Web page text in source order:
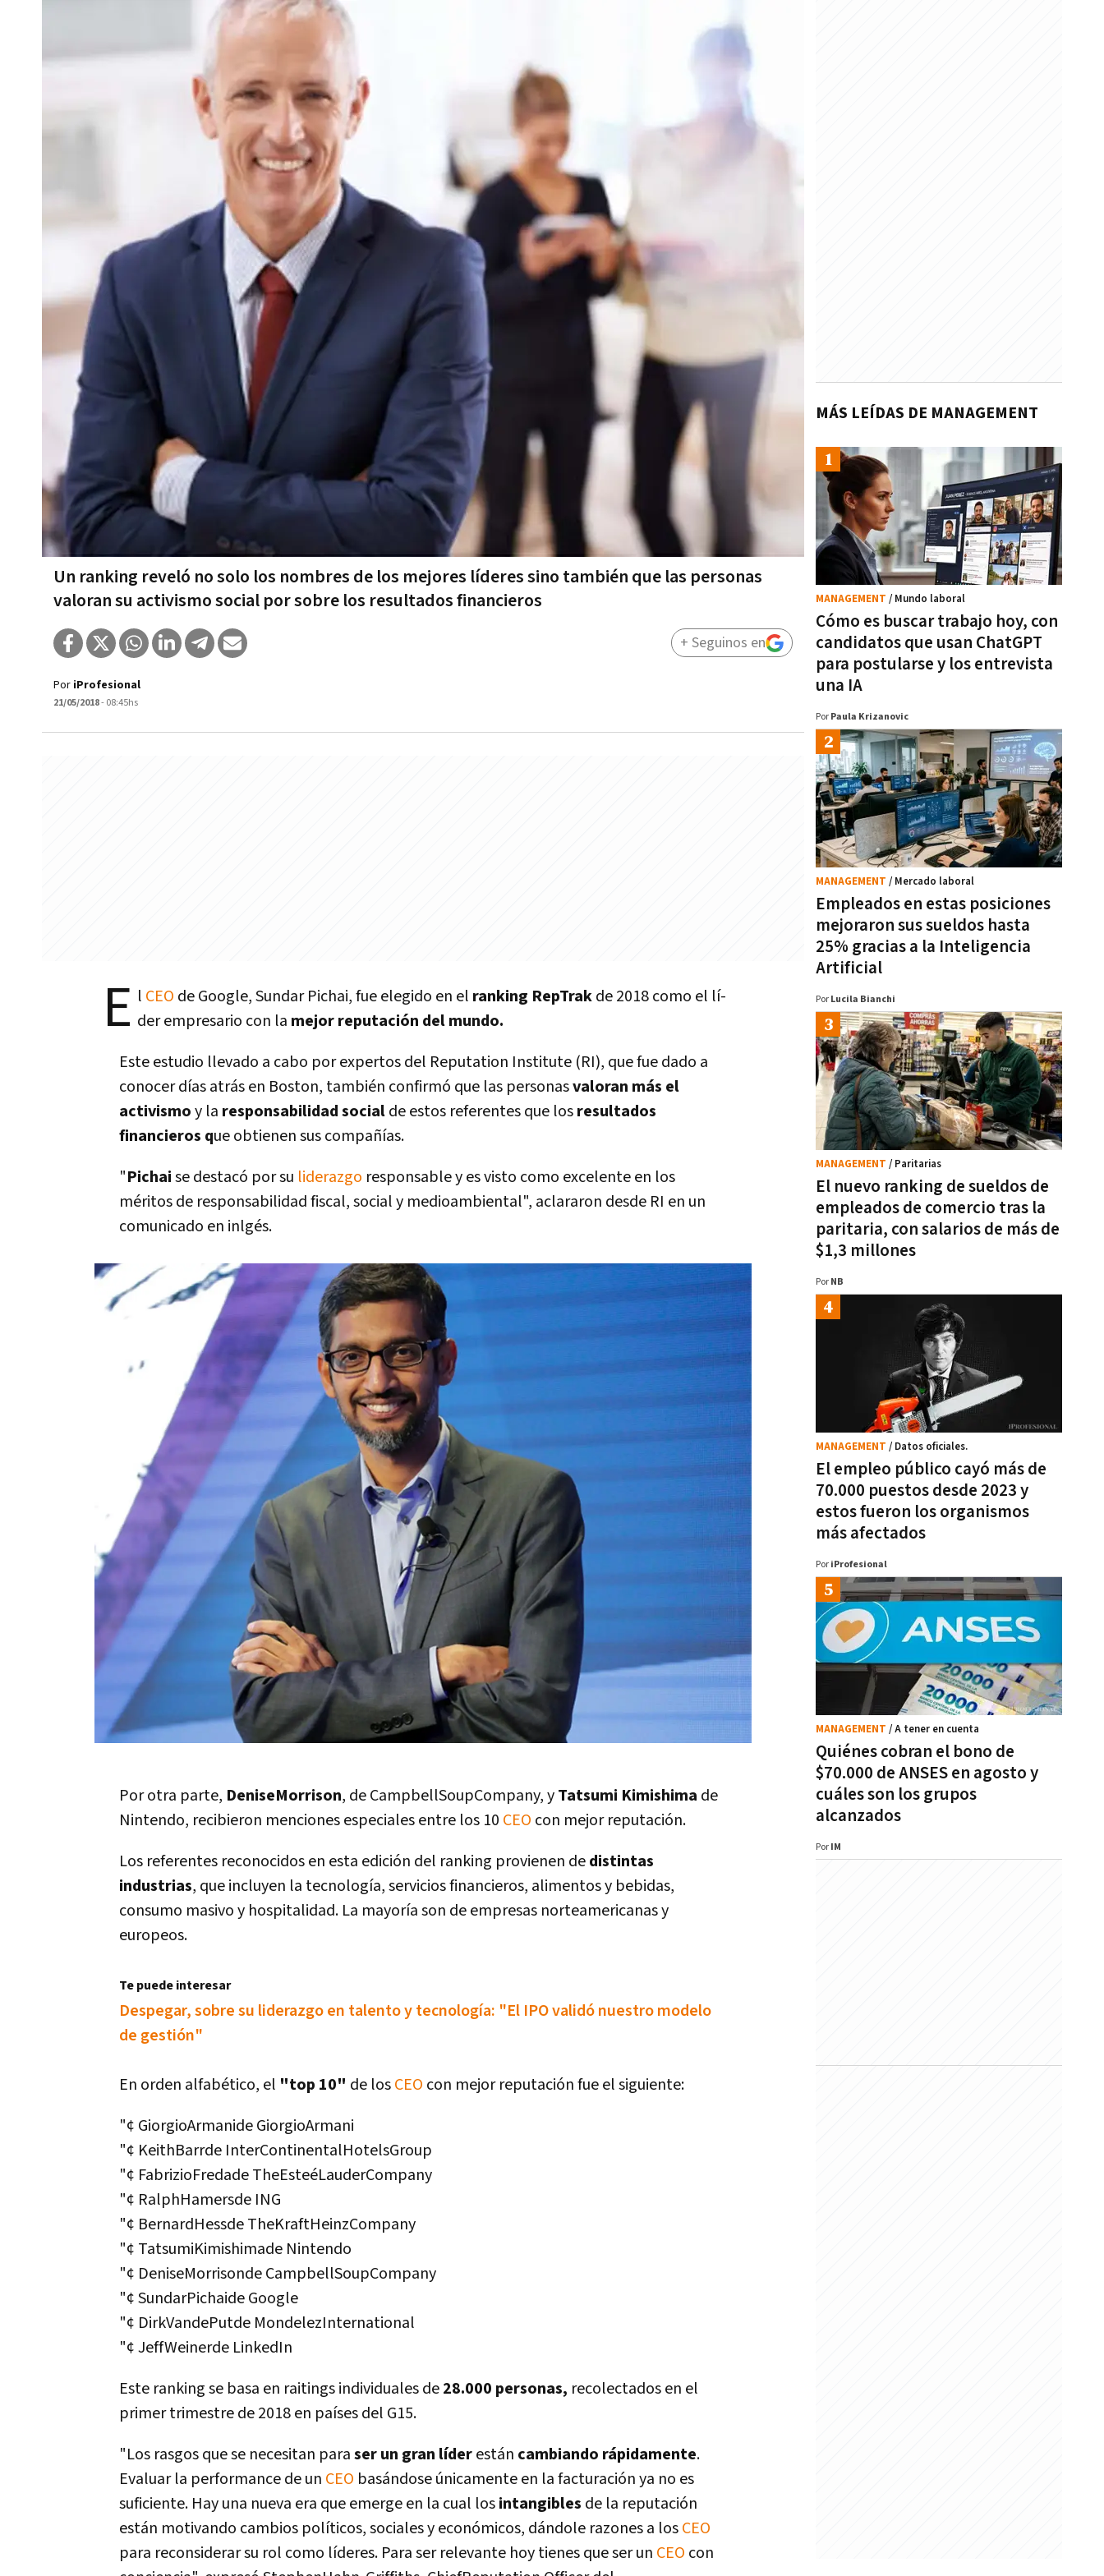
Un ranking reveló no solo los nombres de los mejores líderes sino también que las personas
valoran su activismo social por sobre los resultados financieros
Por iProfesional
21/05/2018- 08:45hs
+ Seguinos en
E l CEO de Google, Sundar Pichai, fue elegido en el ranking RepTrakde 2018 como el lí­
der empresario con la mejor reputación del mundo.
Este estudio llevado a cabo por expertos del Reputation Institute (RI), que fue dado a
conocer dí­as atrás en Boston, también confirmó que las personasvaloran más el
activismoy la responsabilidad socialde estos referentes que losresultados
financieros que obtienen sus compañí­as.
"Pichaise destacó por su liderazgo responsable y es visto como excelente en los
méritos de responsabilidad fiscal, social y medioambiental", aclararon desde RI en un
comunicado en inlgés.
Por otra parte, DeniseMorrison, de CampbellSoupCompany, yTatsumi Kimishima de
Nintendo, recibieron menciones especiales entre los 10 CEO con mejor reputación.
Los referentes reconocidos en esta edición del ranking provienen dedistintas
industrias, que incluyen la tecnologí­a, servicios financieros, alimentos y bebidas,
consumo masivo y hospitalidad. La mayorí­a son de empresas norteamericanas y
europeos.
Te puede interesar
Despegar, sobre su liderazgo en talento y tecnologí­a: "El IPO validó nuestro modelo
de gestión"
En orden alfabético, el "top 10" de losCEO con mejor reputación fue el siguiente:
"¢ GiorgioArmanide GiorgioArmani
"¢ KeithBarrde InterContinentalHotelsGroup
"¢ FabrizioFredade TheEsteéLauderCompany
"¢ RalphHamersde ING
"¢ BernardHessde TheKraftHeinzCompany
"¢ TatsumiKimishimade Nintendo
"¢ DeniseMorrisonde CampbellSoupCompany
"¢ SundarPichaide Google
"¢ DirkVandePutde MondelezInternational
"¢ JeffWeinerde LinkedIn
Este ranking se basa en raitings individuales de28.000 personas, recolectados en el
primer trimestre de 2018 en paí­ses del G15.
"Los rasgos que se necesitan paraser un gran lí­derestán cambiando rápidamente.
Evaluar la performance de un CEO basándose únicamente en la facturación ya no es
suficiente. Hay una nueva era que emerge en la cual losintangibles de la reputación
están motivando cambios polí­ticos, sociales y económicos, dándole razones a losCEO
para reconsiderar su rol como lí­deres. Para ser relevante hoy tienes que ser un CEO con
MÁS LEÍDAS DE MANAGEMENT
Cómo es buscar trabajo hoy, con
candidatos que usan ChatGPT
para postularse y los entrevista
una IA
MANAGEMENT / Mundo laboral
Por Paula Krizanovic
Empleados en estas posiciones
mejoraron sus sueldos hasta
25% gracias a la Inteligencia
Artificial
MANAGEMENT / Mercado laboral
Por Lucila Bianchi
El nuevo ranking de sueldos de
empleados de comercio tras la
paritaria, con salarios de más de
$1,3 millones
MANAGEMENT / Paritarias
Por NB
El empleo público cayó más de
70.000 puestos desde 2023 y
estos fueron los organismos
más afectados
MANAGEMENT / Datos oficiales.
Por iProfesional
Quiénes cobran el bono de
$70.000 de ANSES en agosto y
cuáles son los grupos
alcanzados
MANAGEMENT / A tener en cuenta
Por IM